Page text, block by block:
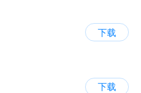
下载
下载